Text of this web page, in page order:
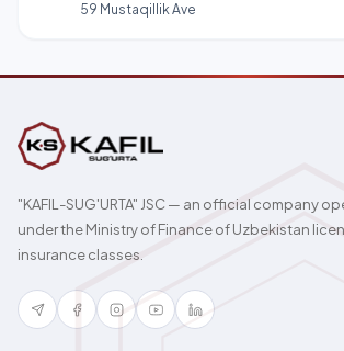
59 Mustaqillik Ave
"KAFIL-SUG'URTA" JSC — an official company
under the Ministry of Finance of Uzbekistan
insurance classes.